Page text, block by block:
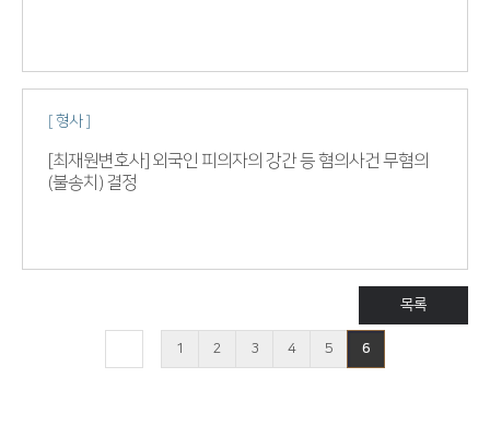
[ 형사 ]
[최재원변호사] 외국인 피의자의 강간 등 혐의사건 무혐의
(불송치) 결정
목록
1 2 3 4 5 6